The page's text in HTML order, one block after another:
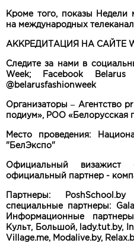
Кроме того, показы Недели
на международных
АККРЕДИТАЦИЯ НА САЙТЕ
Следите за нами в
Week; Facebook
@belarusfashionweek
Организаторы – Агентство
подиум», РОО «Белорусская
Место проведения:
"БелЭкспо"
Официальный
официальный партнер -
Партнеры:
специальные партнеры:
Информационные
Культ, Большой, lady.tut.by,
Village.me, Modalive.by,